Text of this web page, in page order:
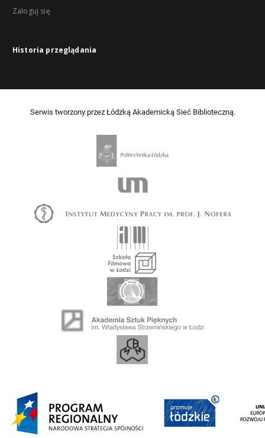
Zaloguj się
Historia przeglądania
Serwis tworzony przez Łódzką Akademicką Sieć Biblioteczną.